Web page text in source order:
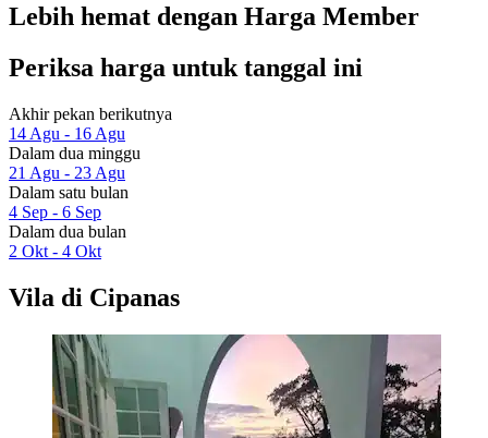
Lebih hemat dengan Harga Member
Periksa harga untuk tanggal ini
Akhir pekan berikutnya
14 Agu - 16 Agu
Dalam dua minggu
21 Agu - 23 Agu
Dalam satu bulan
4 Sep - 6 Sep
Dalam dua bulan
2 Okt - 4 Okt
Vila di Cipanas